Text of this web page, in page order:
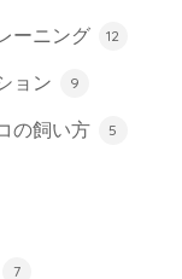
ーニング 12
ョン 9
の飼い方 5
7